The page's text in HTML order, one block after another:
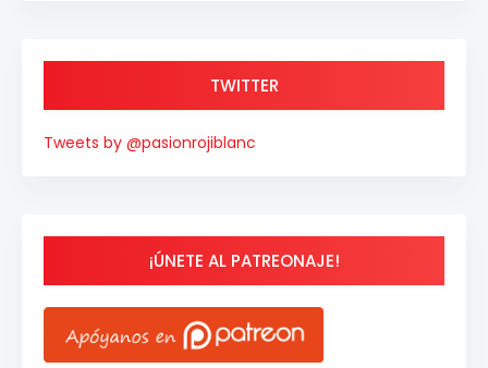
TWITTER
Tweets by @pasionrojiblanc
¡ÚNETE AL PATREONAJE!